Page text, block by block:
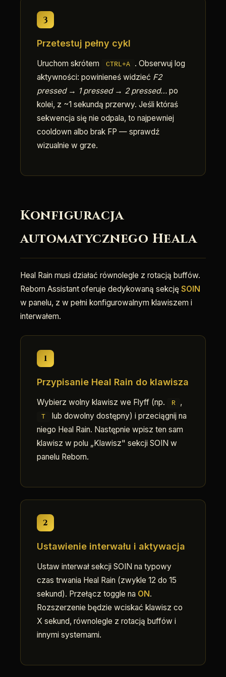
3
Przetestuj pełny cykl
Uruchom skrótem CTRL+A
. Obserwuj log
aktywności: powinieneś widzieć F2
pressed → 1 pressed → 2 pressed… po
kolei, z ~1 sekundą przerwy. Jeśli któraś
sekwencja się nie odpala, to najpewniej
cooldown albo brak FP — sprawdź
wizualnie w grze.
Konfiguracja
automatycznego Heala
Heal Rain musi działać równolegle z rotacją buffów.
Reborn Assistant oferuje dedykowaną sekcję SOIN
w panelu, z w pełni konfigurowalnym klawiszem i
interwałem.
1
Przypisanie Heal Rain do klawisza
Wybierz wolny klawisz we Flyff (np. R ,
T
lub dowolny dostępny) i przeciągnij na
niego Heal Rain. Następnie wpisz ten sam
klawisz w polu „Klawisz" sekcji SOIN w
panelu Reborn.
2
Ustawienie interwału i aktywacja
Ustaw interwał sekcji SOIN na typowy
czas trwania Heal Rain (zwykle 12 do 15
sekund). Przełącz toggle na ON.
Rozszerzenie będzie wciskać klawisz co
X sekund, równolegle z rotacją buffów i
innymi systemami.